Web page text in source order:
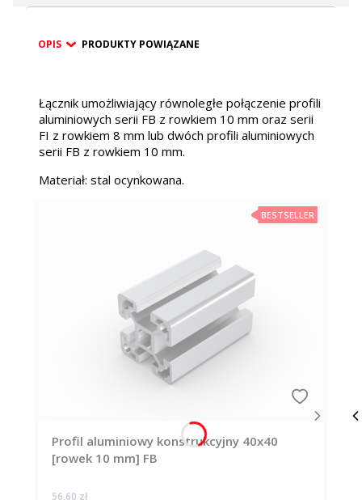
OPIS PRODUKTY POWIĄZANE
Łącznik umożliwiający równoległe połączenie profili
aluminiowych serii FB z rowkiem 10 mm oraz serii
FI z rowkiem 8 mm lub dwóch profili aluminiowych
serii FB z rowkiem 10 mm.
Materiał: stal ocynkowana.
BESTSELLER
Profil aluminiowy konstrukcyjny 40x40
[rowek 10 mm] FB
Cena
56,60 zł